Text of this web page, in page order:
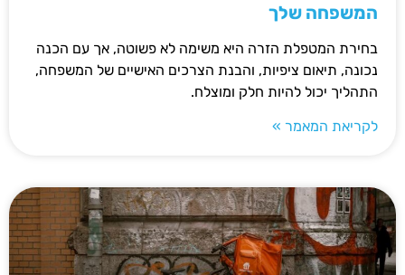
המשפחה שלך
בחירת המטפלת הזרה היא משימה לא פשוטה, אך עם הכנה
נכונה, תיאום ציפיות, והבנת הצרכים האישיים של המשפחה,
התהליך יכול להיות חלק ומוצלח.
לקריאת המאמר »